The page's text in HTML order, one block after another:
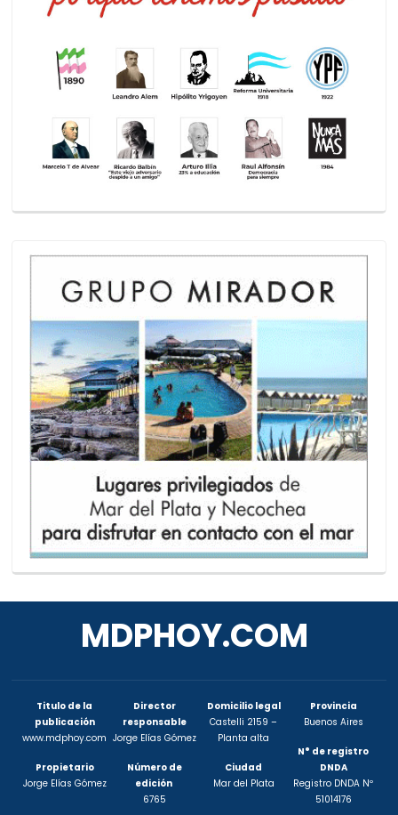
MDPHOY.COM
Titulo de la
publicación
www.mdphoy.com
Propietario
Jorge Elías Gómez
Director
responsable
Jorge Elías Gómez
Número de
edición
6765
Domicilio legal
Castelli 2159 –
Planta alta
Ciudad
Mar del Plata
Provincia
Buenos Aires
N° de registro
DNDA
Registro DNDA Nº
51014176